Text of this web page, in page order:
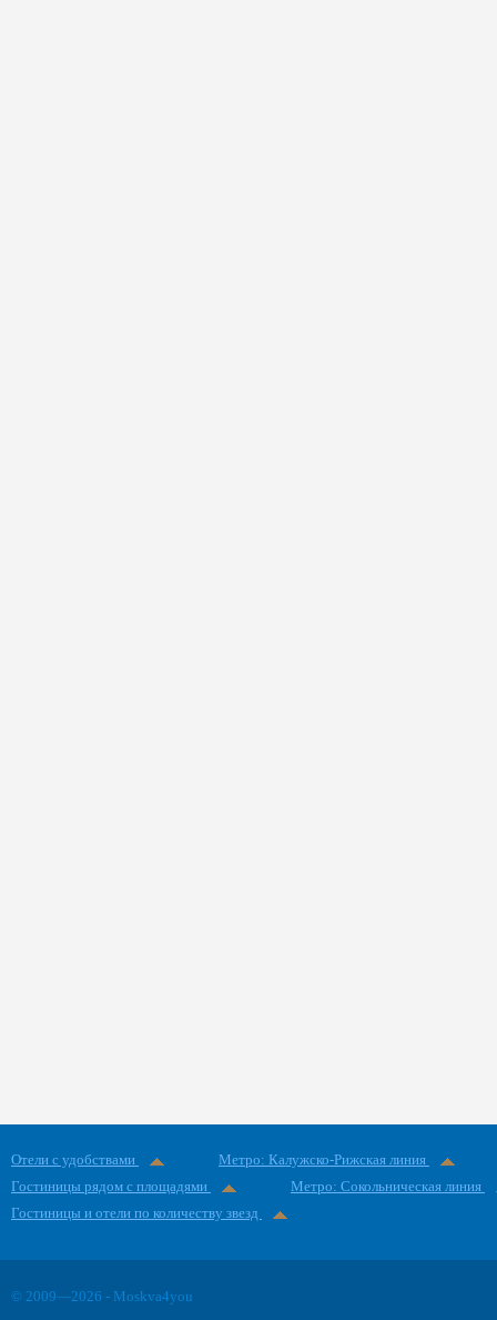
Отели с удобствами
Метро: Калужско-Рижская линия
Гостиницы рядом с площадями
Метро: Сокольническая линия
Гостиницы и отели по количеству звезд
© 2009—2026 - Moskva4you